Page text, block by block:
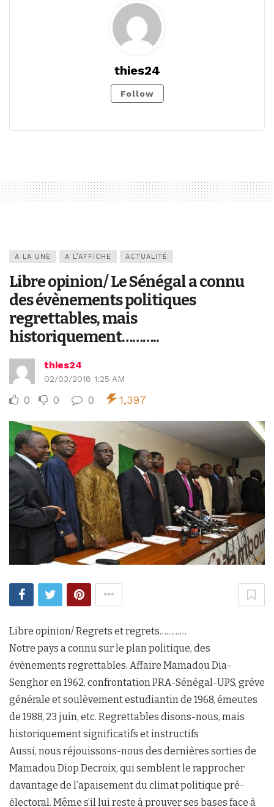
thies24
Follow
A LA UNE A L’AFFICHE ACTUALITÉ
Libre opinion/ Le Sénégal a connu
des évènements politiques
regrettables, mais
historiquement………..
thies24
02/03/2018 1:25 AM
0 0 0 1,397
Libre opinion/ Regrets et regrets…………
Notre pays a connu sur le plan politique, des
évènements regrettables. Affaire Mamadou Dia-
Senghor en 1962, confrontation PRA-Sénégal-UPS, grève
générale et soulèvement estudiantin de 1968, émeutes
de 1988, 23 juin, etc. Regrettables disons-nous, mais
historiquement significatifs et instructifs
Aussi, nous réjouissons-nous des dernières sorties de
Mamadou Diop Decroix, qui semblent le rapprocher
davantage de l’apaisement du climat politique pré-
électoral. Même s’il lui reste à prouver ses bases face à